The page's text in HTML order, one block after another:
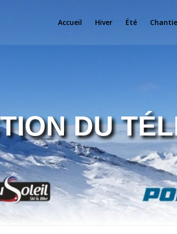
Accueil Hiver Été
DU